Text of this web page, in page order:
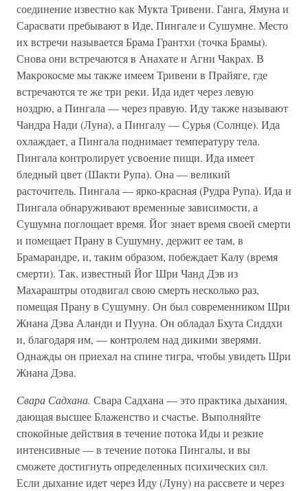
соединение известно как Мукта Тривени. Ганга, Ямуна и
Сарасвати пребывают в Иде, Пингале и Сушумне. Место
их встречи называется Брама Грантхи (точка Брамы).
Снова они встречаются в Анахате и Агни Чакрах. В
Макрокосме мы также имеем Тривени в Прайяге, где
встречаются те же три реки. Ида идет через левую
ноздрю, а Пингала — через правую. Иду также называют
Чандра Нади (Луна), а Пингалу — Сурья (Солнце). Ида
охлаждает, а Пингала поднимает температуру тела.
Пингала контролирует усвоение пищи. Ида имеет
бледный цвет (Шакти Рупа). Она — великий
расточитель. Пингала — ярко-красная (Рудра Рупа). Ида и
Пингала обнаруживают временные зависимости, а
Сушумна поглощает время. Йог знает время своей смерти
и помещает Прану в Сушумну, держит ее там, в
Брамарандре, и, таким образом, побеждает Калу (время
смерти). Так, известный Йог Шри Чанд Дэв из
Махараштры отодвигал свою смерть несколько раз,
помещая Прану в Сушумну. Он был современником Шри
Жнана Дэва Аланди и Пууна. Он обладал Бхута Сиддхи
и, благодаря им, — контролем над дикими зверями.
Однажды он приехал на спине тигра, чтобы увидеть Шри
Жнана Дэва.
Свара Садхана. Свара Садхана — это практика дыхания,
дающая высшее Блаженство и счастье. Выполняйте
спокойные действия в течение потока Иды и резкие
интенсивные — в течение потока Пингалы, и вы
сможете достигнуть определенных психических сил.
Если дыхание идет через Иду (Луну) на рассвете и через